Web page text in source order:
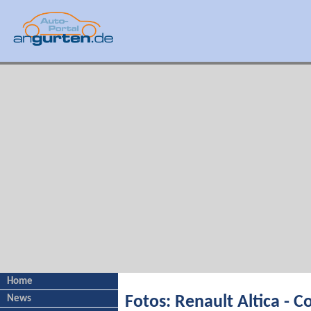
Home
News
Fotos: Renault Altica -